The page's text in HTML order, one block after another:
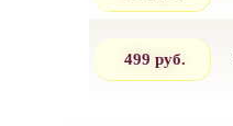
499 руб.